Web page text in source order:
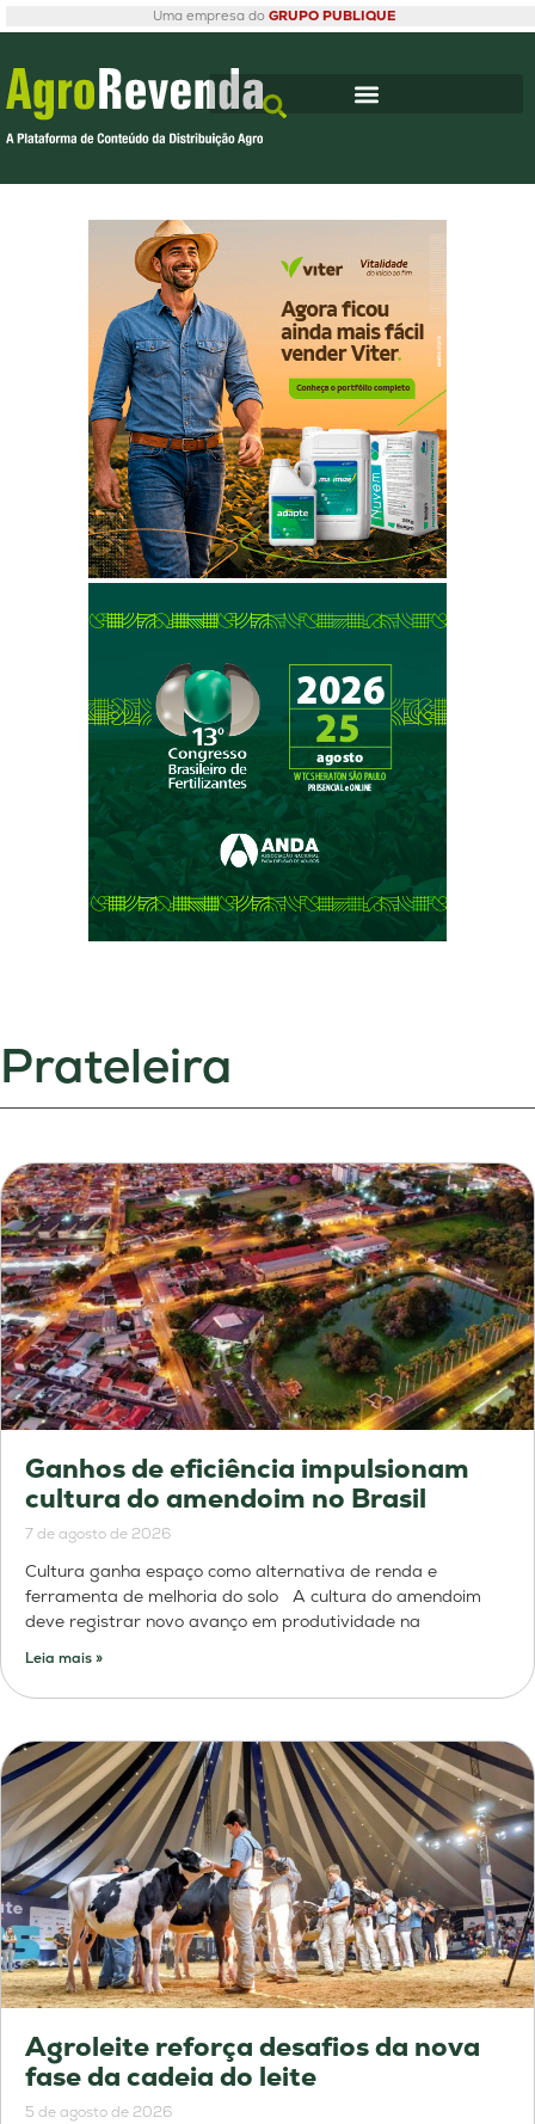
Uma empresa do GRUPO PUBLIQUE
Prateleira
Ganhos de eficiência impulsionam
cultura do amendoim no Brasil
7 de agosto de 2026
Cultura ganha espaço como alternativa de renda e
ferramenta de melhoria do solo A cultura do amendoim
deve registrar novo avanço em produtividade na
Leia mais »
Agroleite reforça desafios da nova
fase da cadeia do leite
5 de agosto de 2026